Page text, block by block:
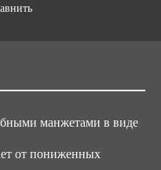
манжетами в виде
от пониженных